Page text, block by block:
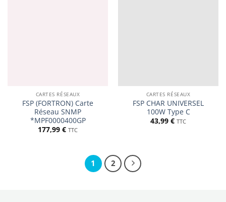
CARTES RÉSEAUX
FSP (FORTRON) Carte
Réseau SNMP
*MPF0000400GP
177,99 € TTC
CARTES RÉSEAUX
FSP CHAR UNIVERSEL
100W Type C
43,99 € TTC
1 2